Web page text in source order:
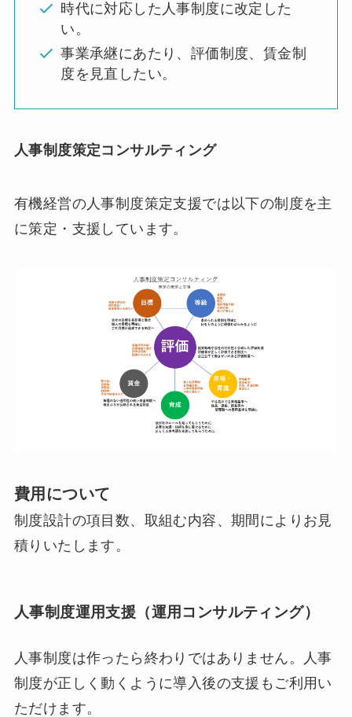
時代に対応した人事制度に改定した
い。
事業承継にあたり、評価制度、賃金制
度を見直したい。
人事制度策定コンサルティング
有機経営の人事制度策定支援では以下の制度を主
に策定・支援しています。
費用について
制度設計の項目数、取組む内容、期間によりお見
積りいたします。
人事制度運用支援（運用コンサルティング）
人事制度は作ったら終わりではありません。人事
制度が正しく動くように導入後の支援もご利用い
ただけます。